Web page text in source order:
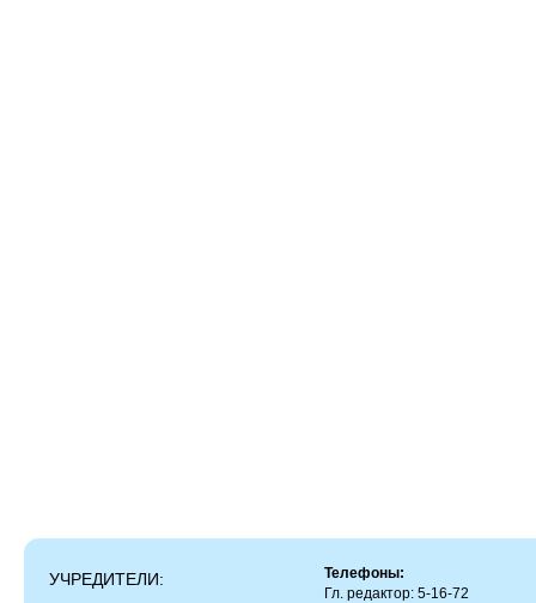
УЧРЕДИТЕЛИ:
Телефоны:
Гл. редактор: 5-16-72